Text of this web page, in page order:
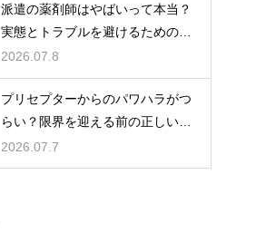
派遣の薬剤師はやばいって本当？
実態とトラブルを避けるための働
き方を解説
2026.07.8
プリセプターからのパワハラがつ
らい？限界を迎える前の正しい対
処法
2026.07.7